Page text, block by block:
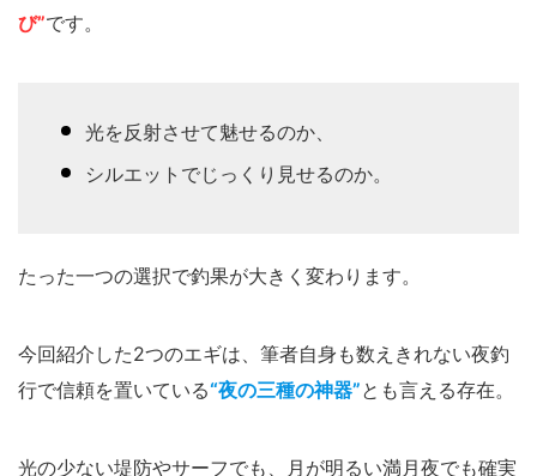
び”です。
光を反射させて魅せるのか、
シルエットでじっくり見せるのか。
たった一つの選択で釣果が大きく変わります。
今回紹介した2つのエギは、筆者自身も数えきれない夜釣
行で信頼を置いている“夜の三種の神器”とも言える存在。
光の少ない堤防やサーフでも、月が明るい満月夜でも確実